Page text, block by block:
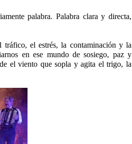
palabra. Palabra clara y directa,
el estrés, la contaminación y la
en ese mundo de sosiego, paz y
el viento que sopla y agita el trigo, la